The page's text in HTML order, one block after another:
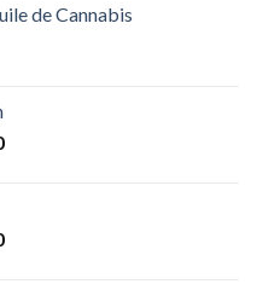
€350.00
de Cannabis
Plage
àPlage